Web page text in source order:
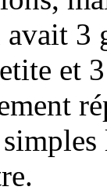
3
et